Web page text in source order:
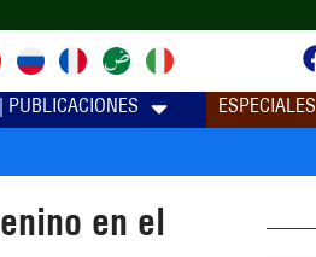
PUBLICACIONES ESPECIALES
en el